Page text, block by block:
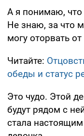
А я понимаю, что
Не знаю, за что
могу оторвать
Читайте:
обеды и статус
Это чудо. Этой
будут рядом с
стала